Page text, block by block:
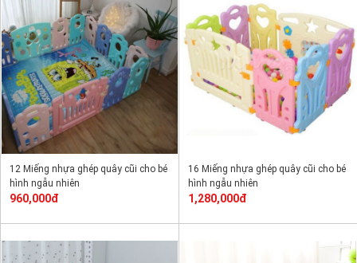
12 Miếng nhựa ghép quây cũi cho bé
hình ngẫu nhiên
960,000đ
16 Miếng nhựa ghép quây cũi cho bé
hình ngẫu nhiên
1,280,000đ